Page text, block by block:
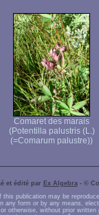
Comaret des marais
(Potentilla palustris (L.)
(=Comarum palustre))
et édité par Ex Algebra- ©
this publication may be
any form or by any means,
otherwise, without prior written